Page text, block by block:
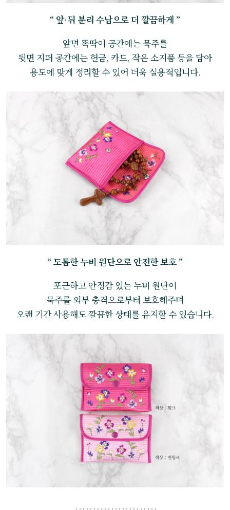
“ 앞·뒤 분리 수납으로 더 깔끔하게 ”
앞면 똑딱이 공간에는 묵주를
뒷면 지퍼 공간에는 헌금, 카드, 작은 소지품 등을 담아
용도에 맞게 정리할 수 있어 더욱 실용적입니다.
“ 도톰한 누비 원단으로 안전한 보호 ”
포근하고 안정감 있는 누비 원단이
묵주를 외부 충격으로부터 보호해주며
오랜 기간 사용해도 깔끔한 상태를 유지할 수 있습니다.